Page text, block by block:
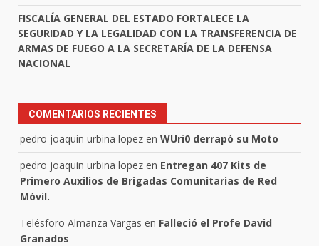
FISCALÍA GENERAL DEL ESTADO FORTALECE LA
SEGURIDAD Y LA LEGALIDAD CON LA TRANSFERENCIA DE
ARMAS DE FUEGO A LA SECRETARÍA DE LA DEFENSA
NACIONAL
COMENTARIOS RECIENTES
pedro joaquin urbina lopez en WUri0 derrapó su Moto
pedro joaquin urbina lopez en Entregan 407 Kits de
Primero Auxilios de Brigadas Comunitarias de Red
Móvil.
Telésforo Almanza Vargas en Falleció el Profe David
Granados